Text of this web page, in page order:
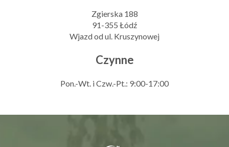
Zgierska 188
91-355 Łódź
Wjazd od ul. Kruszynowej
Czynne
Pon.-Wt. i Czw.-Pt.: 9:00-17:00